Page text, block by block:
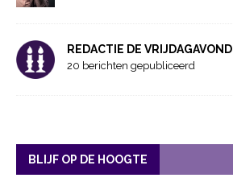
REDACTIE DE VRIJDAGAVOND
20 berichten gepubliceerd
BLIJF OP DE HOOGTE